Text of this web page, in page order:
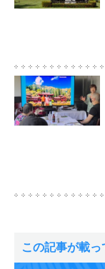
この記事が載